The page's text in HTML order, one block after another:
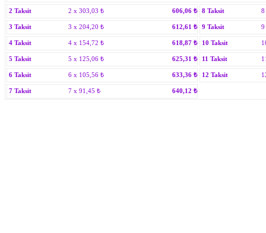
2 Taksit 2 x 303,03 ₺ 606,06 ₺
3 Taksit 3 x 204,20 ₺ 612,61 ₺
4 Taksit 4 x 154,72 ₺ 618,87 ₺
5 Taksit 5 x 125,06 ₺ 625,31 ₺
6 Taksit 6 x 105,56 ₺ 633,36 ₺
7 Taksit 7 x 91,45 ₺ 640,12 ₺
8 Taksit
9 Taksit
10 Taksit
11 Taksit
12 Taksit